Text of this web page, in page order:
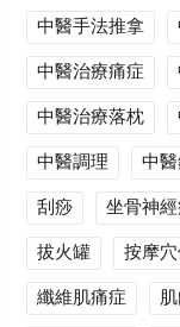
中醫手法推拿
中醫治療痛症
中醫治療落枕
中醫調理
中
刮痧
坐骨神
拔火罐
按摩
纖維肌痛症